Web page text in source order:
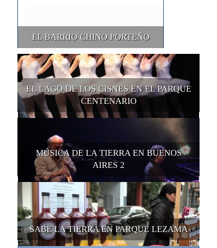
EL BARRIO CHINO PORTEÑO
EL LAGO DE LOS CISNES EN EL PARQUE
CENTENARIO
MÚSICA DE LA TIERRA EN BUENOS
AIRES 2
SABE LA TIERRA EN PARQUE LEZAMA